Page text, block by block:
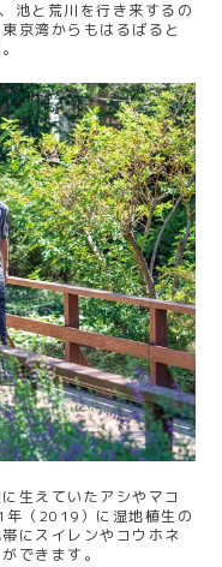
池と荒川を行き来するの
京湾からもはるばると
生えていたアシやマコ
年（2019）に湿地植生の
にスイレンやコウホネ
できます。